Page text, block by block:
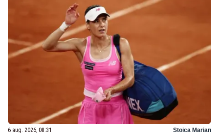
6 aug. 2026, 08:31 Stoica Marian